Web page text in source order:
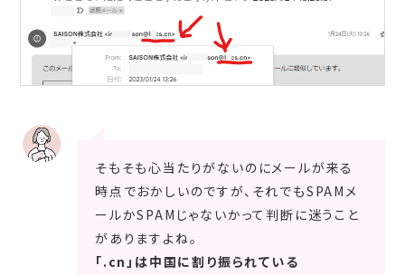
そもそも心当たりがないのにメールが来る
時点でおかしいのですが、それでもSPAMメ
ールかSPAMじゃないかって判断に迷うこと
がありますよね。
「.cn」は中国に割り振られている